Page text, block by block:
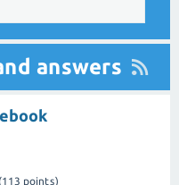
answers
(113 points)